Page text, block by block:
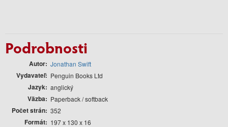
Podrobnosti
Autor Jonathan Swift
Vydavateľ Penguin Books Ltd
Jazyk anglický
Väzba Paperback / softback
Počet strán 352
Formát 197 x 130 x 16